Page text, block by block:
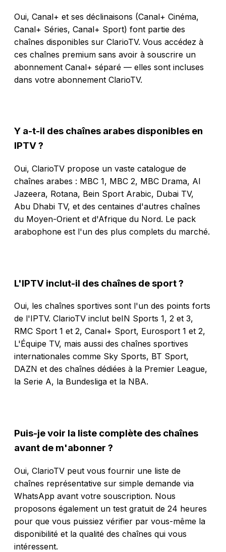
Oui, Canal+ et ses déclinaisons (Canal+ Cinéma,
Canal+ Séries, Canal+ Sport) font partie des
chaînes disponibles sur ClarioTV. Vous accédez à
ces chaînes premium sans avoir à souscrire un
abonnement Canal+ séparé — elles sont incluses
dans votre abonnement ClarioTV.
Y a-t-il des chaînes arabes disponibles en
IPTV ?
Oui, ClarioTV propose un vaste catalogue de
chaînes arabes : MBC 1, MBC 2, MBC Drama, Al
Jazeera, Rotana, Bein Sport Arabic, Dubai TV,
Abu Dhabi TV, et des centaines d'autres chaînes
du Moyen-Orient et d'Afrique du Nord. Le pack
arabophone est l'un des plus complets du marché.
L'IPTV inclut-il des chaînes de sport ?
Oui, les chaînes sportives sont l'un des points forts
de l'IPTV. ClarioTV inclut beIN Sports 1, 2 et 3,
RMC Sport 1 et 2, Canal+ Sport, Eurosport 1 et 2,
L'Équipe TV, mais aussi des chaînes sportives
internationales comme Sky Sports, BT Sport,
DAZN et des chaînes dédiées à la Premier League,
la Serie A, la Bundesliga et la NBA.
Puis-je voir la liste complète des chaînes
avant de m'abonner ?
Oui, ClarioTV peut vous fournir une liste de
chaînes représentative sur simple demande via
WhatsApp avant votre souscription. Nous
proposons également un test gratuit de 24 heures
pour que vous puissiez vérifier par vous-même la
disponibilité et la qualité des chaînes qui vous
intéressent.